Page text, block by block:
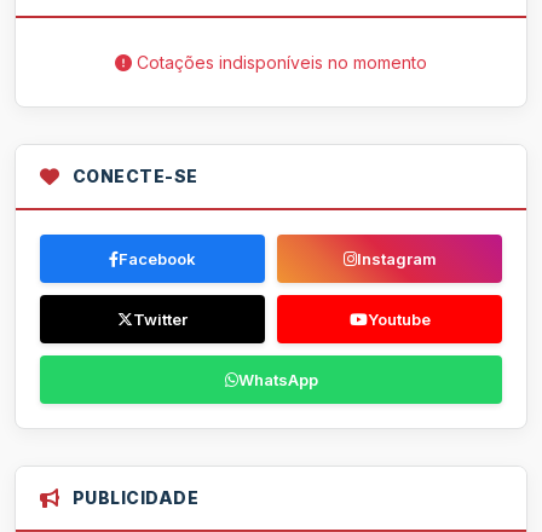
Cotações indisponíveis no momento
CONECTE-SE
Facebook Instagram
Twitter Youtube
WhatsApp
PUBLICIDADE